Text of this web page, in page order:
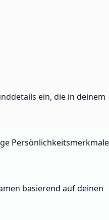
ein, die in deinem
Persönlichkeitsmerkmale
basierend auf deinen